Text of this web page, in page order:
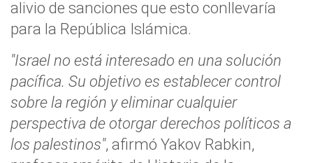
alivio de sanciones que esto conllevaría
para la República Islámica.
"Israel no está interesado en una solución
pacífica. Su objetivo es establecer control
sobre la región y eliminar cualquier
perspectiva de otorgar derechos políticos a
los palestinos", afirmó Yakov Rabkin,